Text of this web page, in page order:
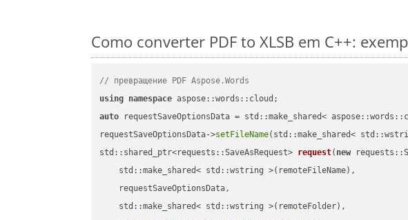
Como converter PDF to XLSB em C++:
// превращение PDF Aspose.Words
using namespace
auto requestSaveOptionsData = std::make_shared<
requestSaveOptionsData->setFileName(std::make_shared<
std::shared_ptr<requests::SaveAsRequest> request( new
    std::make_shared< std::wstring >(remoteFileName),
    requestSaveOptionsData,
    std::make_shared< std::wstring >(remoteFolder),